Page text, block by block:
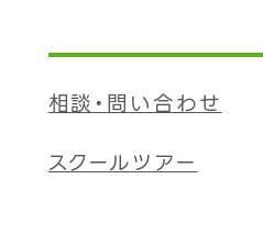
相談・問い合わせ
スクールツアー